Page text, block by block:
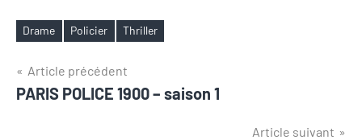
Étiquettes
Drame Policier Thriller
Navigation
de
Article précédent
PARIS POLICE 1900 – saison 1
Article suivant